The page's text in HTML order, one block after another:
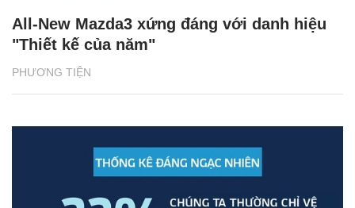
PHƯƠNG TIỆN
All-New Mazda3 xứng đáng với danh hiệu
"Thiết kế của năm"